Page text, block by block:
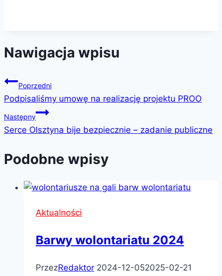
Nawigacja wpisu
Poprzedni
Podpisaliśmy umowę na realizację projektu PROO
Następny
Serce Olsztyna bije bezpiecznie – zadanie publiczne
Podobne wpisy
Aktualności
Barwy wolontariatu 2024
PrzezRedaktor 2024-12-052025-02-21